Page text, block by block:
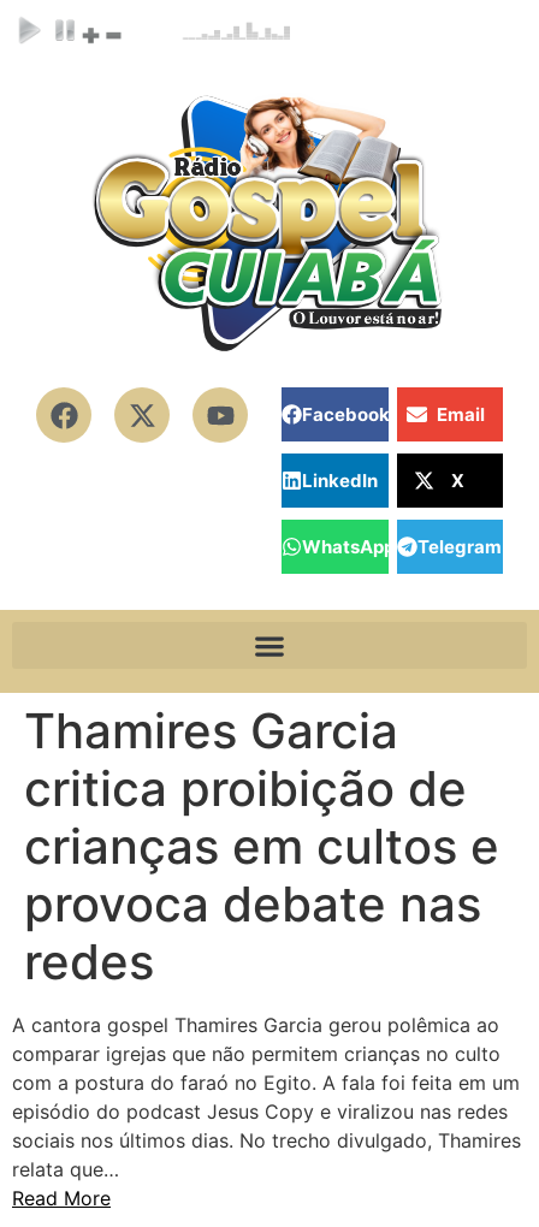
Facebook Email
LinkedIn X
WhatsApp Telegram
Thamires Garcia
critica proibição de
crianças em cultos e
provoca debate nas
redes
A cantora gospel Thamires Garcia gerou polêmica ao
comparar igrejas que não permitem crianças no culto
com a postura do faraó no Egito. A fala foi feita em um
episódio do podcast Jesus Copy e viralizou nas redes
sociais nos últimos dias. No trecho divulgado, Thamires
relata que…
Read More